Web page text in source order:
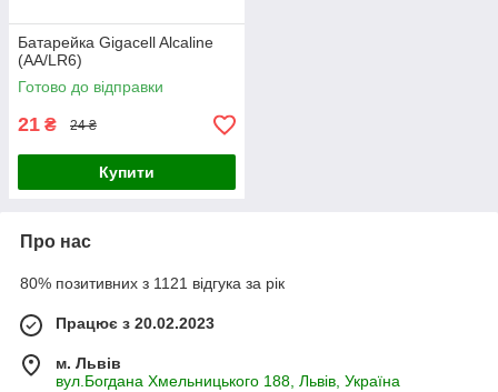
Батарейка Gigacell Alcaline
(AA/LR6)
Готово до відправки
21 ₴ 24 ₴
Купити
Про нас
80% позитивних з 1121 відгука за рік
Працює з 20.02.2023
м. Львів
вул.Богдана Хмельницького 188, Львів, Україна